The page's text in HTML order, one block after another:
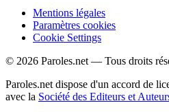
Mentions légales
Paramètres cookies
Cookie Settings
© 2026 Paroles.net — Tous droits
Paroles.net dispose d'un accord de
avec la Société des Editeurs et